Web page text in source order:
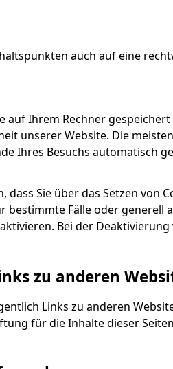
auch auf eine
auf Ihrem Rechner
unserer Website. Die
Ihres Besuchs automatisch
dass Sie über das Setzen
bestimmte Fälle oder generell
Bei der
zu anderen
Links zu anderen
für die Inhalte dieser